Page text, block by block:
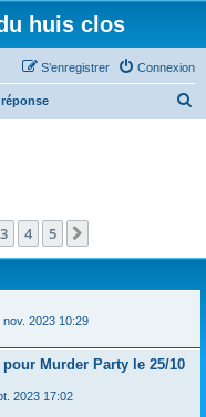
huis clos
Connexion
S’enregistrer
c
3 4 5
nov. 2023 10:29
Murder Party le 25/10
2023 17:02